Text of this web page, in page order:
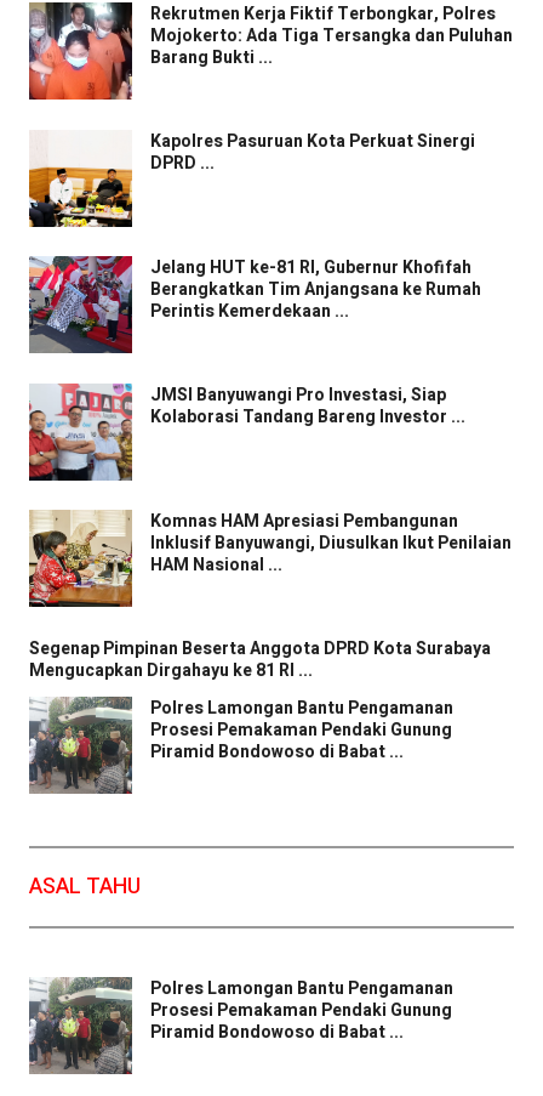
Rekrutmen Kerja Fiktif Terbongkar, Polres
Mojokerto: Ada Tiga Tersangka dan Puluhan
Barang Bukti ...
Kapolres Pasuruan Kota Perkuat Sinergi
DPRD ...
Jelang HUT ke-81 RI, Gubernur Khofifah
Berangkatkan Tim Anjangsana ke Rumah
Perintis Kemerdekaan ...
JMSI Banyuwangi Pro Investasi, Siap
Kolaborasi Tandang Bareng Investor ...
Komnas HAM Apresiasi Pembangunan
Inklusif Banyuwangi, Diusulkan Ikut Penilaian
HAM Nasional ...
Segenap Pimpinan Beserta Anggota DPRD Kota Surabaya
Mengucapkan Dirgahayu ke 81 RI ...
Polres Lamongan Bantu Pengamanan
Prosesi Pemakaman Pendaki Gunung
Piramid Bondowoso di Babat ...
ASAL TAHU
Polres Lamongan Bantu Pengamanan
Prosesi Pemakaman Pendaki Gunung
Piramid Bondowoso di Babat ...